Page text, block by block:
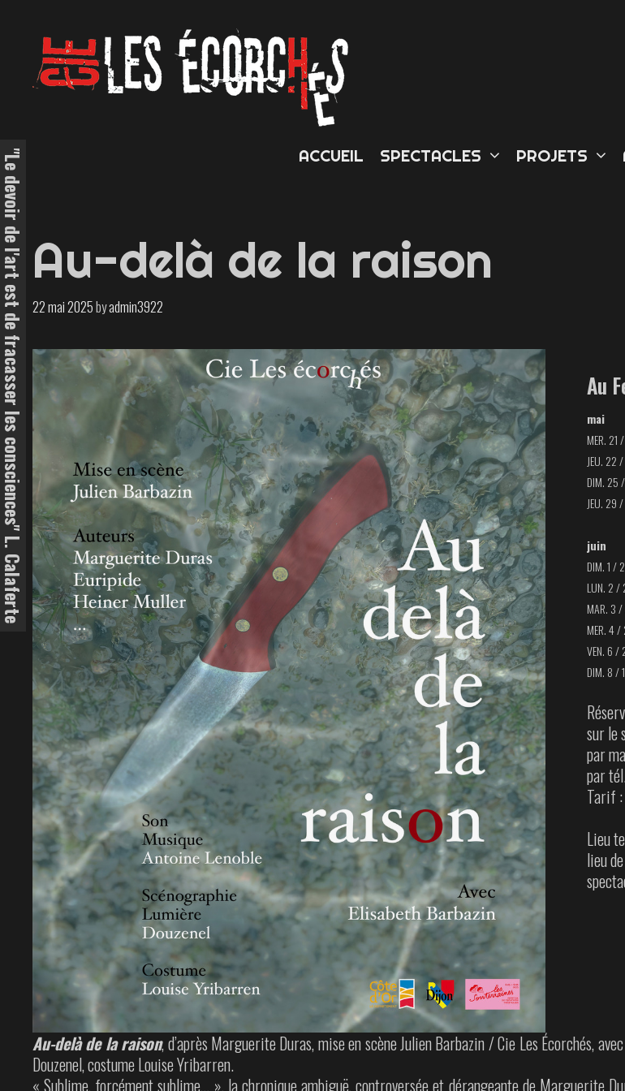
ACCUEIL SPECTACLES PROJETS
Au-delà de la raison
22 mai 2025byadmin3922
Au
mai
MER.
JEU. 22
DIM. 25
JEU. 29
juin
DIM. 1 /
LUN. 2
MAR. 3
MER. 4
VEN. 6
DIM. 8 /
sur le
par
par
Tarif :
Lieu
lieu
Au-delà de la raison, d’après Marguerite Duras, mise en scène Julien Barbazin / Cie Les Écorchés,
Douzenel, costume Louise Yribarren.
« Sublime, forcément sublime… », la chronique ambiguë, controversée et dérangeante de Marguerite
"Le devoir de l'art est de fracasser les consciences" L. Calaferte